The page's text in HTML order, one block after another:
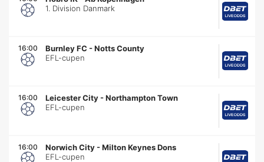
1. Division Danmark
16:00 Burnley FC -Notts County
EFL-cupen
16:00 Leicester City -Northampton Town
EFL-cupen
16:00 Norwich City -Milton Keynes Dons
EFL-cupen